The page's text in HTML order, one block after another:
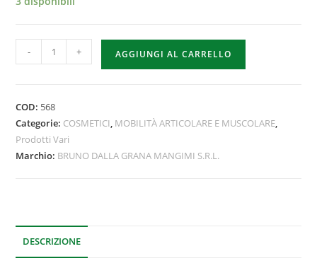
- + AGGIUNGI AL CARRELLO
COD: 568
Categorie: COSMETICI, MOBILITÀ ARTICOLARE E MUSCOLARE,
Prodotti Vari
Marchio: BRUNO DALLA GRANA MANGIMI S.R.L.
DESCRIZIONE